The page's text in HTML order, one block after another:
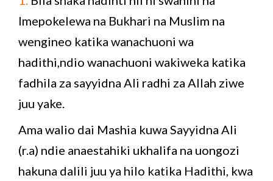
Imepokelewa na Bukhari na Muslim na
wengineo katika wanachuoni wa
hadithi,ndio wanachuoni wakiweka katika
fadhila za sayyidna Ali radhi za Allah ziwe
juu yake.
Ama walio dai Mashia kuwa Sayyidna Ali
(r.a) ndie anaestahiki ukhalifa na uongozi
hakuna dalili juu ya hilo katika Hadithi, kwa